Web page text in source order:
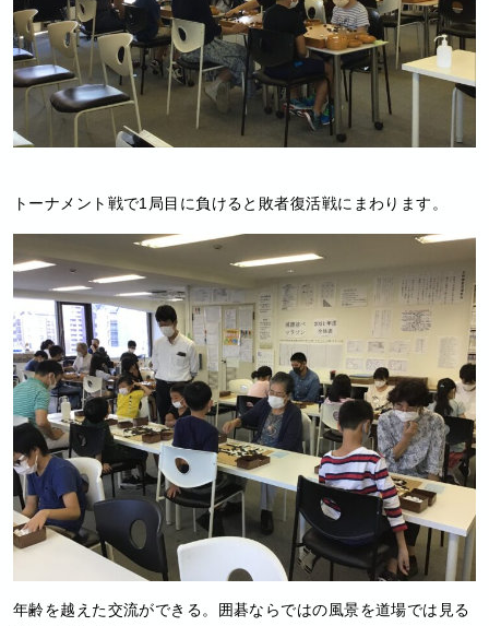
トーナメント戦で1局目に負けると敗者復活戦にまわります。
年齢を越えた交流ができる。囲碁ならではの風景を道場では見る